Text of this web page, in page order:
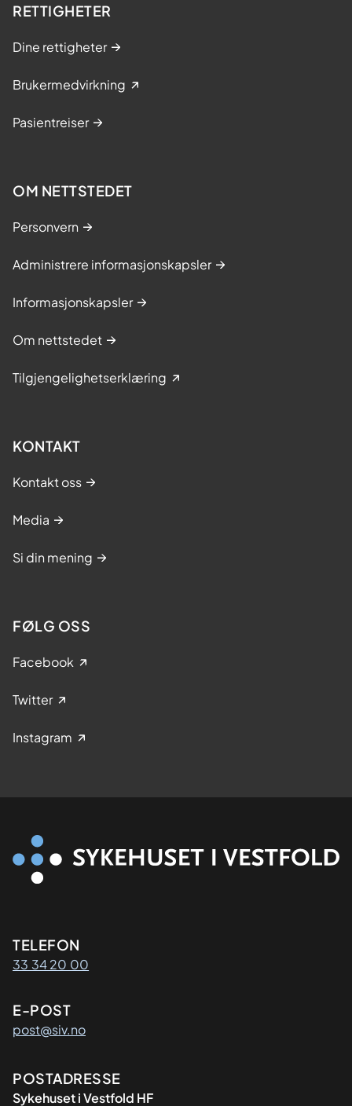
RETTIGHETER
Dine rettigheter
Brukermedvirkning
Pasientreiser
OM NETTSTEDET
Personvern
Administrere informasjonskapsler
Informasjonskapsler
Om nettstedet
Tilgjengelighetserklæring
KONTAKT
Kontakt oss
Media
Si din mening
FØLG OSS
Facebook
Twitter
Instagram
Kontaktinformasjon
TELEFON
33 34 20 00
E-POST
post@siv.no
Adresse
POSTADRESSE
Sykehuset i Vestfold HF